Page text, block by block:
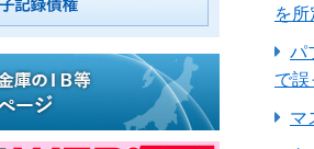
を
パ
で
マ